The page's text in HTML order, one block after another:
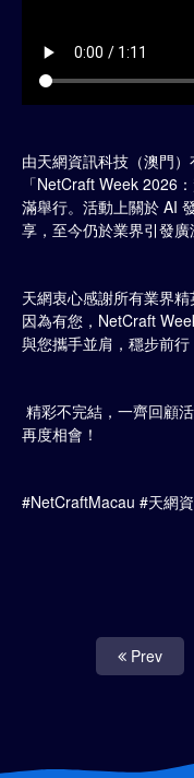
由天網資訊科技（澳門
「NetCraft Week 2026
滿舉行。活動上關於 AI
享，至今仍於業界引發廣
天網衷心感謝所有業界精
因為有您，NetCraft
與您攜手並肩，穩步前
精彩不完結，一齊回顧
再度相會！
#NetCraftMacau #天網
Prev